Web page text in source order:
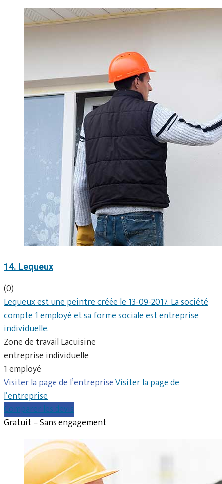
14. Lequeux
(0)
Lequeux est une peintre créée le 13-09-2017. La société
compte 1 employé et sa forme sociale est entreprise
individuelle.
Zone de travail Lacuisine
entreprise individuelle
1 employé
Visiter la page de l’entrepriseVisiter la page de
l’entreprise
Comparer les devis
Gratuit – Sans engagement